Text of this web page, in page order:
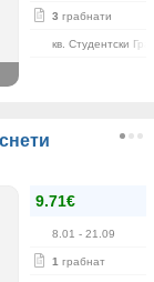
3 грабнати
кв. Студентски
9.71€
8.01 - 21.09
1 грабнат